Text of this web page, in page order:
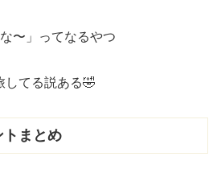
〜」ってなるやつ
てる説ある🤣
トまとめ